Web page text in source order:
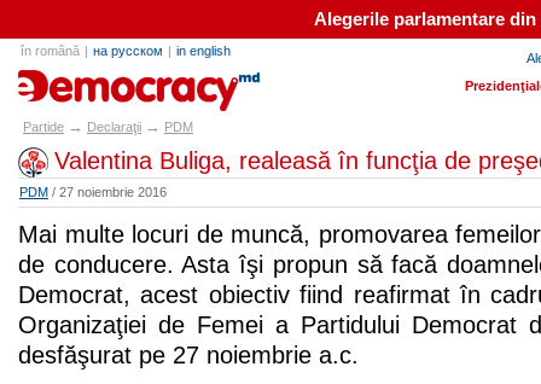
Alegerile parlamentare
în română | на русском | in english
partide.md
Partide → Declaraţii → PDM
Valentina Buliga, realeasă în funcţia de
PDM / 27 noiembrie 2016
Mai multe locuri de muncă, promovarea
de conducere. Asta îşi propun să facă
Democrat, acest obiectiv fiind reafirmat în
Organizaţiei de Femei a Partidului Democrat
desfăşurat pe 27 noiembrie a.c.